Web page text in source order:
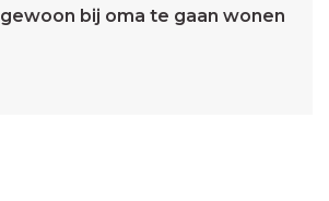
gewoon bij oma te gaan wonen